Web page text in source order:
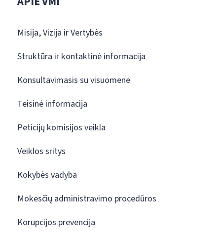
Misija, Vizija ir Vertybės
Struktūra ir kontaktinė informacija
Konsultavimasis su visuomene
Teisinė informacija
Peticijų komisijos veikla
Veiklos sritys
Kokybės vadyba
Mokesčių administravimo procedūros
Korupcijos prevencija